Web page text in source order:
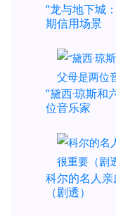
“龙与地下城
期信用场景
“黛西·琼斯和
位音乐家
科尔的名人
（剧透）